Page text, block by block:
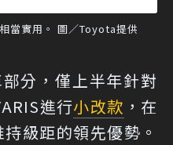
當實用。 圖／Toyota提供
分，僅上半年針對
進行小改款 ，在
級距的領先優勢。